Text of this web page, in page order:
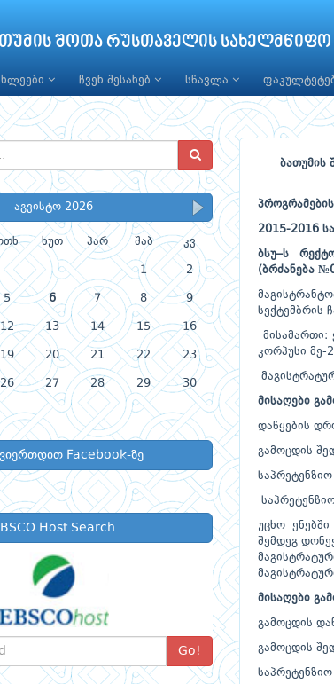
შოთა რუსთაველის სახელმწიფო
ჩვენ შესახებ სწავლა
აგვისტო 2026
ხუთ პარ შაბ კვ
1 2
5 6 7 8 9
12 13 14 15 16
19 20 21 22 23
26 27 28 29 30
Facebook-ზე
Host Search
Go!
ბათუმის
2015-2016
ბსუ–ს
(ბრძანება №
სექტემბრის
კორპუსი მე-
მისაღები
დაწყების
გამოცდის
უცხო
შემდეგ
მისაღები
გამოცდის
გამოცდის